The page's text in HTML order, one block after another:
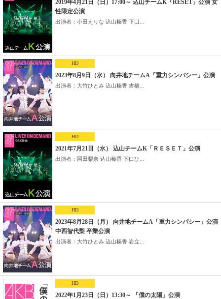
2019年4月21日（日）17:00～ 込山チームK「RESET」公演 女
性限定公演
出演者：小田えりな 込山榛香 下口...
HD
2023年8月9日（水） 向井地チームA「重力シンパシー」公演
出演者：大竹ひとみ 込山榛香 吉橋...
HD
2021年7月21日（水） 込山チームK「ＲＥＳＥＴ」公演
出演者：岡田梨奈 込山榛香 下口ひ...
HD
2023年8月28日（月） 向井地チームA「重力シンパシー」公演
中西智代梨 卒業公演
出演者：大竹ひとみ 込山榛香 岩立...
HD
2022年1月23日（日）13:30～ 「僕の太陽」公演